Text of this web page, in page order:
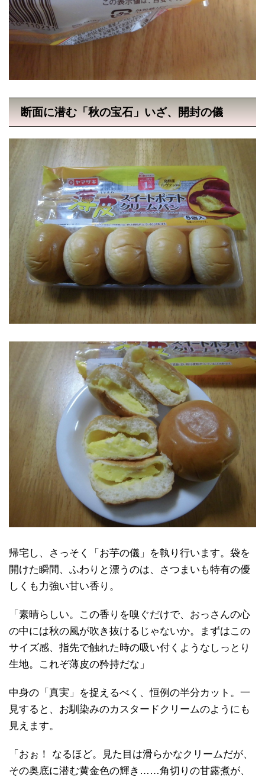
断面に潜む「秋の宝石」いざ、開封の儀
帰宅し、さっそく「お芋の儀」を執り行います。袋を
開けた瞬間、ふわりと漂うのは、さつまいも特有の優
しくも力強い甘い香り。
「素晴らしい。この香りを嗅ぐだけで、おっさんの心
の中には秋の風が吹き抜けるじゃないか。まずはこの
サイズ感、指先で触れた時の吸い付くようなしっとり
生地。これぞ薄皮の矜持だな」
中身の「真実」を捉えるべく、恒例の半分カット。一
見すると、お馴染みのカスタードクリームのようにも
見えます。
「おぉ！ なるほど。見た目は滑らかなクリームだが、
その奥底に潜む黄金色の輝き……角切りの甘露煮が、